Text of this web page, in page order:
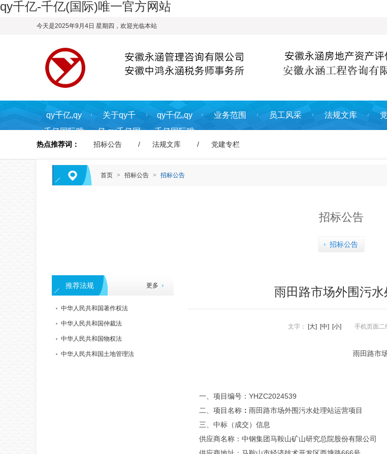
qy千亿-千亿(国际)唯一官方网站
今天是2025年9月4日 星期四，欢迎光临本站
qy千亿,qy
千亿国际唯
一入
口,qy866千
亿国际首页
关于qy千
亿,qy千亿国
际唯一入
亿国际
qy千亿,qy
千亿国际唯
一入
亿国际资讯
业务范围 员工风采 法规文库
热点推荐词： 招标公告 法规文库 党建专栏
首页 > 招标公告 > 招标公告
招标公告
招标公告
雨田路市场外围污
文字： [大] [中] [小] 手机页面二
雨田路市
一、项目编号：YHZC2024539
二、项目名称 ： 雨田路市场外围污水处理站运营项目
三、中标（成交）信息
供应商名称：中钢集团马鞍山矿山研究总院股份有限公司
更多
推荐法规
中华人民共和国著作权法
中华人民共和国仲裁法
中华人民共和国物权法
中华人民共和国土地管理法